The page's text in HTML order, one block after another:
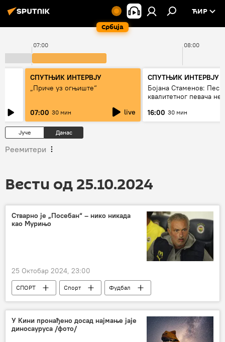
Србија
ЋИР
07:00 08:00
СПУТЊИК ИНТЕРВЈУ
„Приче уз огњиште“
07:00 30 мин live
СПУТЊИК ИНТЕРВЈУ
Бојана Стаменов:
квалитетног певача
16:00 30 мин
Јуче Данас
Реемитери
Вести од 25.10.2024
Стварно је „Посебан“ – нико никада
као Мурињо
25 Октобар 2024, 23:00
СПОРТ Спорт
Фудбал
Жозе Мурињо
У Кини пронађено досад најмање јаје
диносауруса /фото/